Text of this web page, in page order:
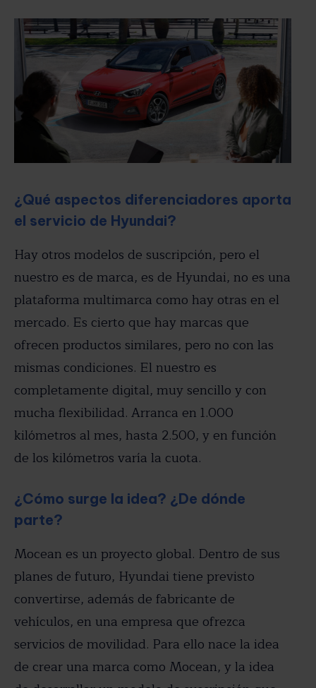
¿Qué aspectos diferenciadores aporta
el servicio de Hyundai?
Hay otros modelos de suscripción, pero el
nuestro es de marca, es de Hyundai, no es una
plataforma multimarca como hay otras en el
mercado. Es cierto que hay marcas que
ofrecen productos similares, pero no con las
mismas condiciones. El nuestro es
completamente digital, muy sencillo y con
mucha flexibilidad. Arranca en 1.000
kilómetros al mes, hasta 2.500, y en función
de los kilómetros varía la cuota.
¿Cómo surge la idea? ¿De dónde
parte?
Mocean es un proyecto global. Dentro de sus
planes de futuro, Hyundai tiene previsto
convertirse, además de fabricante de
vehículos, en una empresa que ofrezca
servicios de movilidad. Para ello nace la idea
de crear una marca como Mocean, y la idea